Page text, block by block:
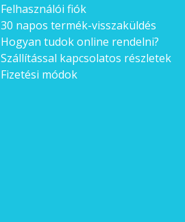
Felhasználói fiók
30 napos termék-visszaküldés
Hogyan tudok online rendelni?
Szállítással kapcsolatos részletek
Fizetési módok